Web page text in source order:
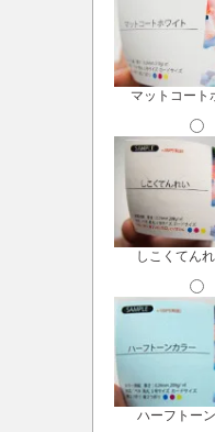
マットコート
しこくてん
ハーフトー